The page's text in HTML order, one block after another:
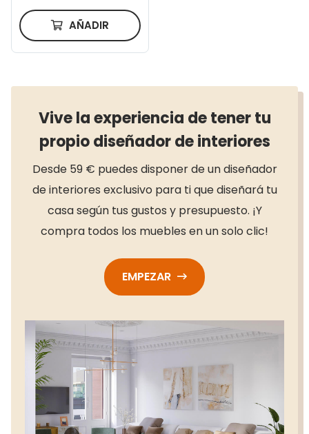
AÑADIR
Vive la experiencia de tener tu
propio diseñador de interiores
Desde 59 € puedes disponer de un diseñador
de interiores exclusivo para ti que diseñará tu
casa según tus gustos y presupuesto. ¡Y
compra todos los muebles en un solo clic!
EMPEZAR